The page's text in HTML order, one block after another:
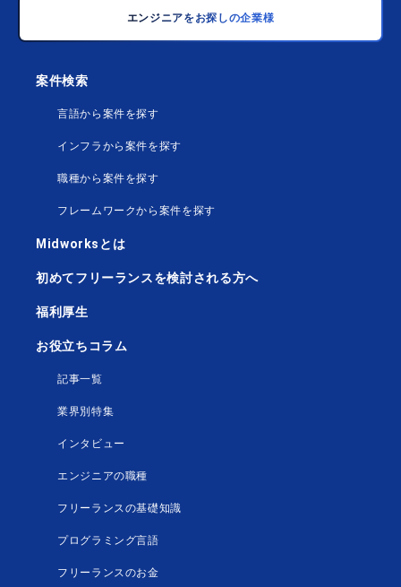
エンジニアをお探しの企業様
案件検索
言語から案件を探す
インフラから案件を探す
職種から案件を探す
フレームワークから案件を探す
Midworksとは
初めてフリーランスを検討される方へ
福利厚生
お役立ちコラム
記事一覧
業界別特集
インタビュー
エンジニアの職種
フリーランスの基礎知識
プログラミング言語
フリーランスのお金